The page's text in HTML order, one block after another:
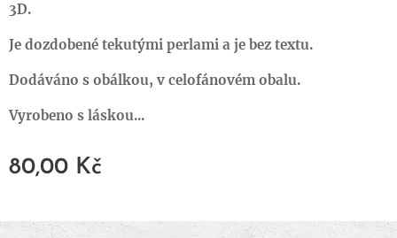
3D.
Je dozdobené tekutými perlami a je bez textu.
Dodáváno s obálkou, v celofánovém obalu.
Vyrobeno s láskou...
80,00 Kč